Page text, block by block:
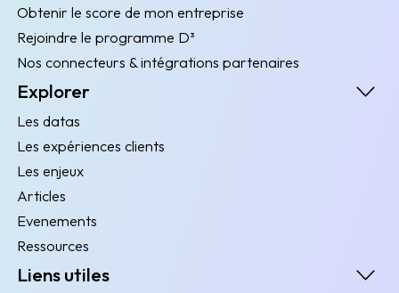
Obtenir le score de mon entreprise
Rejoindre le programme D³
Nos connecteurs & intégrations partenaires
Explorer
Les datas
Les expériences clients
Les enjeux
Articles
Evenements
Ressources
Liens utiles